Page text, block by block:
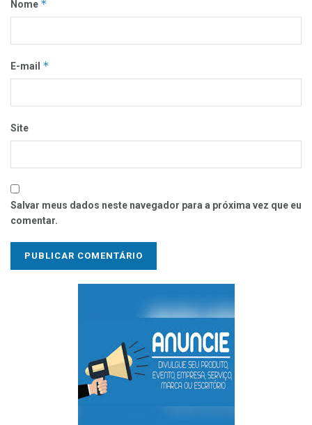
Nome *
E-mail *
Site
Salvar meus dados neste navegador para a próxima vez que eu
comentar.